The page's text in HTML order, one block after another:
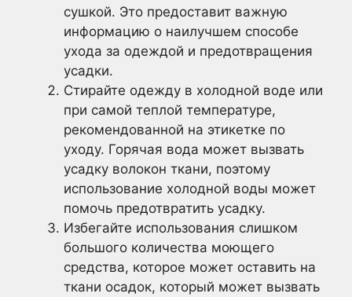
сушкой. Это предоставит важную
информацию о наилучшем способе
ухода за одеждой и предотвращения
усадки.
Стирайте одежду в холодной воде или
при самой теплой температуре,
рекомендованной на этикетке по
уходу. Горячая вода может вызвать
усадку волокон ткани, поэтому
использование холодной воды может
помочь предотвратить усадку.
Избегайте использования слишком
большого количества моющего
средства, которое может оставить на
ткани осадок, который может вызвать